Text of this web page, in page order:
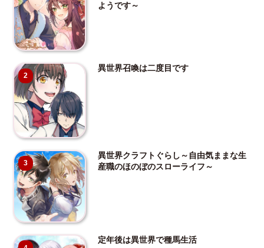
ようです～
2
異世界召喚は二度目です
3
異世界クラフトぐらし～自由気ままな生
産職のほのぼのスローライフ～
定年後は異世界で種馬生活